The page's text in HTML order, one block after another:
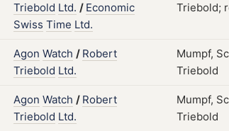
Triebold Ltd. / Economic
Swiss Time Ltd.
Triebold;
Agon Watch / Robert
Triebold Ltd.
Mumpf,
Triebold
Agon Watch / Robert
Triebold Ltd.
Mumpf,
Triebold